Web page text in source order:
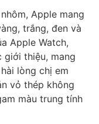
Apple mang
trắng, đen và
Apple Watch,
giới thiệu, mang
lòng chị em
vỏ thép không
màu trung tính